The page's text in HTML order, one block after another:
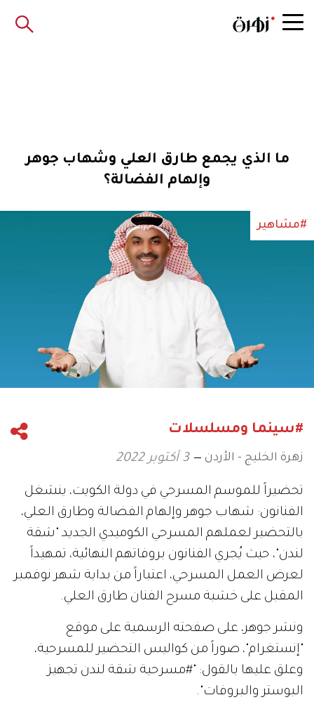
ما الذي يجمع طارق العلي وشهاب جوهر
وإلهام الفضالة؟
#مشاهير
#سينما ومسلسلات
زهرة الخليج - الأردن 3 أكتوبر 2022
تحضيراً للموسم المسرحي في دولة الكويت، ينشغل
الفنانون: شهاب جوهر وإلهام الفضالة وطارق العلي،
بالتحضير لعملهم المسرحي الكوميدي الجديد "شقة
لندن"، حيث يُجري الفنانون بروفاتهم النهائية، تمهيداً
لعرض العمل المسرحي، اعتباراً من بداية شهر نوفمبر
المقبل على خشبة مسرح الفنان طارق العلي.
ونشر جوهر، على صفحته الرسمية على موقع
"إنستغرام"، صوراً من كواليس التحضير للمسرحية،
وعلق عليها بالقول: "#مسرحية شقة لندن تجهيز
البوستر والبروفات".